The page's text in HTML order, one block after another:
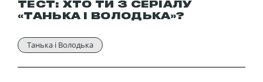
ТЕСТ: ХТО ТИ З СЕРІАЛУ
«ТАНЬКА І ВОЛОДЬКА»?
Танька і Володька